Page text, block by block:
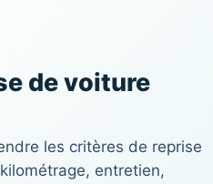
de voiture
les critères de reprise
entretien,